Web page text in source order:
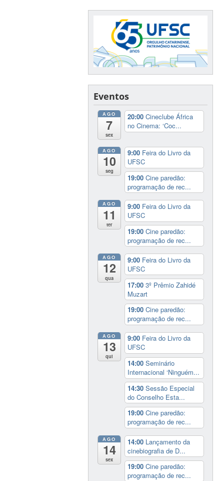
Eventos
AGO
7
sex
20:00Cineclube África
no Cinema: ‘Coc...
AGO
10
seg
9:00 Feira do Livro da
UFSC
19:00Cine paredão:
programação de rec...
AGO
11
ter
9:00 Feira do Livro da
UFSC
19:00Cine paredão:
programação de rec...
AGO
12
qua
9:00 Feira do Livro da
UFSC
17:003º Prêmio Zahidé
Muzart
19:00Cine paredão:
programação de rec...
AGO
13
qui
9:00 Feira do Livro da
UFSC
14:00Seminário
Internacional ‘Ninguém...
14:30Sessão Especial
do Conselho Esta...
19:00Cine paredão:
programação de rec...
AGO
14
sex
14:00 Lançamento da
cinebiografia de D...
19:00Cine paredão:
programação de rec...